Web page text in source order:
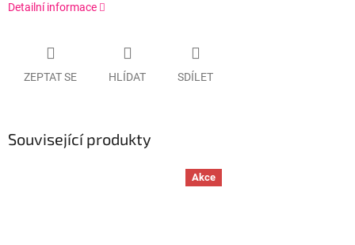
Detailní informace
ZEPTAT SE HLÍDAT SDÍLET
Související produkty
Akce